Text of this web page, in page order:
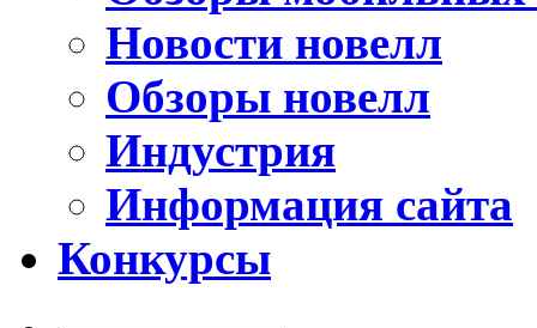
Новости новелл
Обзоры новелл
Индустрия
Информация сайта
Конкурсы